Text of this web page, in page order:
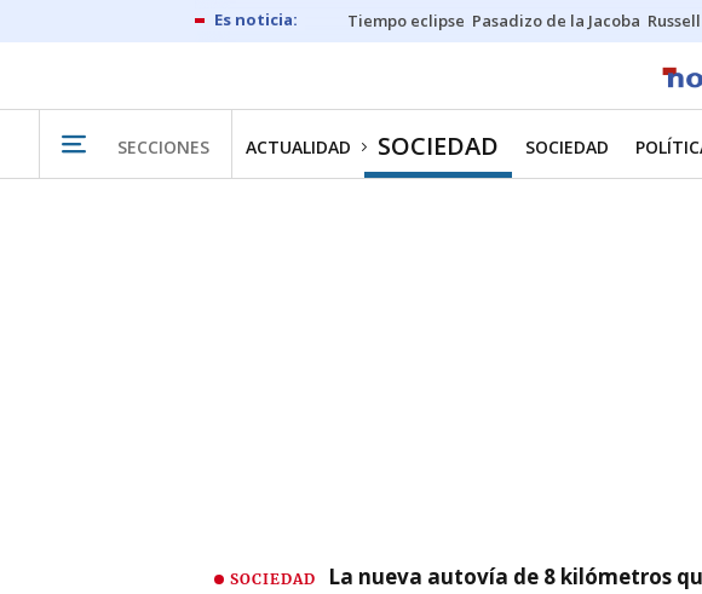
Tiempo eclipse Pasadizo de la Jacoba
SECCIONES ACTUALIDAD SOCIEDAD SOCIEDAD
SOCIEDAD La nueva autovía de 8 kilómetros